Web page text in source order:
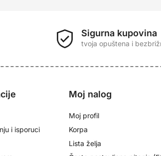
Sigurna kupovina
tvoja opuštena i
i isporuci
Moj nalog
Moj profil
Korpa
Lista želja